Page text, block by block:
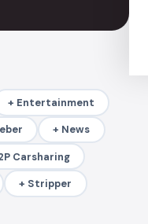
+ Entertainment
+ News
Carsharing
+ Stripper